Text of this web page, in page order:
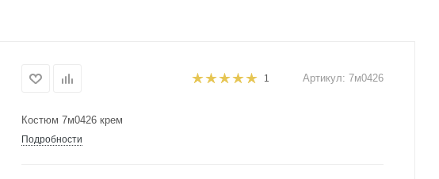
1 Артикул: 7м0426
Костюм 7м0426 крем
Подробности